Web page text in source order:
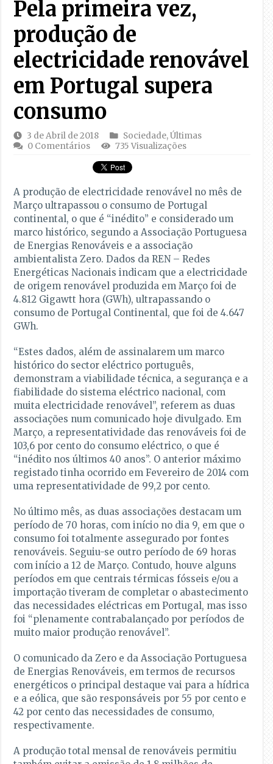
Pela primeira vez,
produção de
electricidade renovável
em Portugal supera
consumo
3 de Abril de 2018 Sociedade,Últimas
0 Comentários
735 Visualizações
A produção de electricidade renovável no mês de
Março ultrapassou o consumo de Portugal
continental, o que é “inédito” e considerado um
marco histórico, segundo a Associação Portuguesa
de Energias Renováveis e a associação
ambientalista Zero. Dados da REN – Redes
Energéticas Nacionais indicam que a electricidade
de origem renovável produzida em Março foi de
4.812 Gigawtt hora (GWh), ultrapassando o
consumo de Portugal Continental, que foi de 4.647
GWh.
“Estes dados, além de assinalarem um marco
histórico do sector eléctrico português,
demonstram a viabilidade técnica, a segurança e a
fiabilidade do sistema eléctrico nacional, com
muita electricidade renovável”, referem as duas
associações num comunicado hoje divulgado. Em
Março, a representatividade das renováveis foi de
103,6 por cento do consumo eléctrico, o que é
“inédito nos últimos 40 anos”. O anterior máximo
registado tinha ocorrido em Fevereiro de 2014 com
uma representatividade de 99,2 por cento.
No último mês, as duas associações destacam um
período de 70 horas, com início no dia 9, em que o
consumo foi totalmente assegurado por fontes
renováveis. Seguiu-se outro período de 69 horas
com início a 12 de Março. Contudo, houve alguns
períodos em que centrais térmicas fósseis e/ou a
importação tiveram de completar o abastecimento
das necessidades eléctricas em Portugal, mas isso
foi “plenamente contrabalançado por períodos de
muito maior produção renovável”.
O comunicado da Zero e da Associação Portuguesa
de Energias Renováveis, em termos de recursos
energéticos o principal destaque vai para a hídrica
e a eólica, que são responsáveis por 55 por cento e
42 por cento das necessidades de consumo,
respectivamente.
A produção total mensal de renováveis permitiu